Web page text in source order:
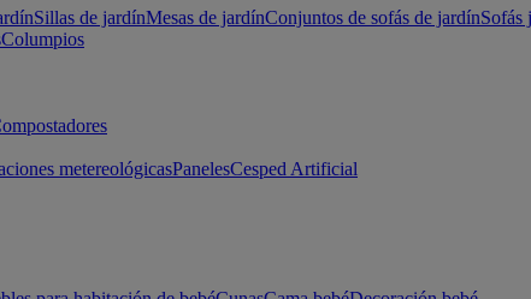
Sillas de jardínMesas de jardínConjuntos de sofás de jardínSofás
Columpios
metereológicasPanelesCesped Artificial